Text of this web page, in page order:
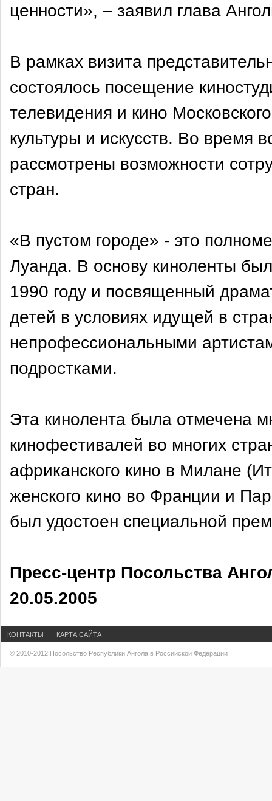
ценности», – заявил глава
В рамках визита
состоялось посещение
телевидения и кино
культуры и искусств. Во время
рассмотрены возможности
стран.
«В пустом городе» - это
Луанда. В основу киноленты
1990 году и посвященный
детей в условиях идущей в
непрофессиональными
подростками.
Эта кинолента была отмечена
кинофестивалей во многих
африканского кино в Милане
женского кино во Франции и
был удостоен специальной
Пресс-центр Посольства
20.05.2005
КОНТАКТЫ КАРТА САЙТА
© 2010-2012 Посольство Республики Ангола в Российской Федерации